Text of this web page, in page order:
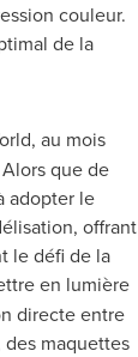
couleur.
de la
au mois
que de
adopter le
offrant
le défi de la
en lumière
directe entre
maquettes